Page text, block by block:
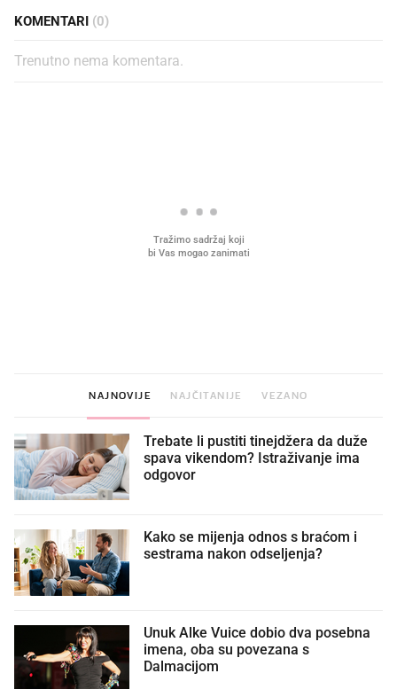
KOMENTARI (0)
Trenutno nema komentara.
NAJNOVIJE NAJČITANIJE VEZANO
Trebate li pustiti tinejdžera da duže
spava vikendom? Istraživanje ima
odgovor
Kako se mijenja odnos s braćom i
sestrama nakon odseljenja?
Unuk Alke Vuice dobio dva posebna
imena, oba su povezana s
Dalmacijom